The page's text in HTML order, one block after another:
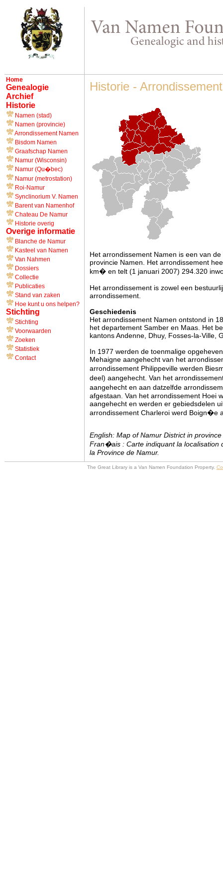
Home
Genealogie
Archief
Historie
Namen (stad)
Namen (provincie)
Arrondissement Namen
Bisdom Namen
Graafschap Namen
Namur (Wisconsin)
Namur (Qu�bec)
Namur (metrostation)
Roi-Namur
Synclinorium V. Namen
Barent van Namenhof
Chateau De Namur
Historie overig
Overige informatie
Blanche de Namur
Kasteel van Namen
Van Nahmen
Dossiers
Collectie
Publicaties
Stand van zaken
Hoe kunt u ons helpen?
Stichting
Stichting
Voorwaarden
Zoeken
Statistiek
Contact
Historie -
Het arrondissement Namen is een van
provincie Namen. Het arrondissement
km� en telt (1 januari 2007) 294.320
Het arrondissement is zowel een
arrondissement.
Geschiedenis
Het arrondissement Namen ontstond in
het departement Samber en Maas. Het
kantons Andenne, Dhuy, Fosses-la-Ville,
In 1977 werden de toenmalige
Mehaigne aangehecht van het
arrondissement Philippeville werden
deel) aangehecht. Van het
aangehecht en aan datzelfde
afgestaan. Van het arrondissement Hoei
aangehecht en werden er gebiedsdelen
arrondissement Charleroi werd Boign�e
English: Map of Namur District in
Fran�ais : Carte indiquant la localisation
la Province de Namur.
The Great Library is a Van Namen Foundation Property.